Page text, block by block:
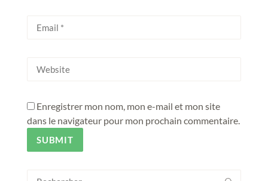
Enregistrer mon nom, mon e-mail et mon site
dans le navigateur pour mon prochain commentaire.